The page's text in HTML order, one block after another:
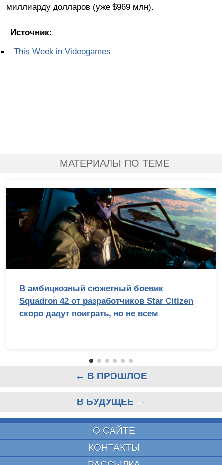
миллиарду долларов (уже $969 млн).
Источник:
This Week in Videogames
МАТЕРИАЛЫ ПО ТЕМЕ
В амбициозный сюжетный боевик
Squadron 42 от разработчиков Star Citizen
скоро дадут поиграть, но не всем
← В ПРОШЛОЕ
В БУДУЩЕЕ →
О САЙТЕ
КОНТАКТЫ